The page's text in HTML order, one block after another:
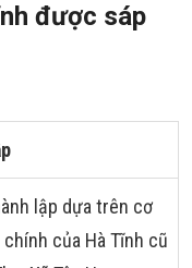
được sáp
lập dựa trên cơ
của Hà Tĩnh cũ